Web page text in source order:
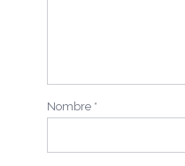
Nombre *